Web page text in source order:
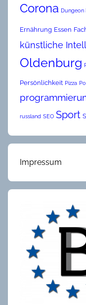
Corona Dungeon
Ernährung Essen
künstliche
Oldenburg
Persönlichkeit Pizza
russland SEO Sport
Impressum